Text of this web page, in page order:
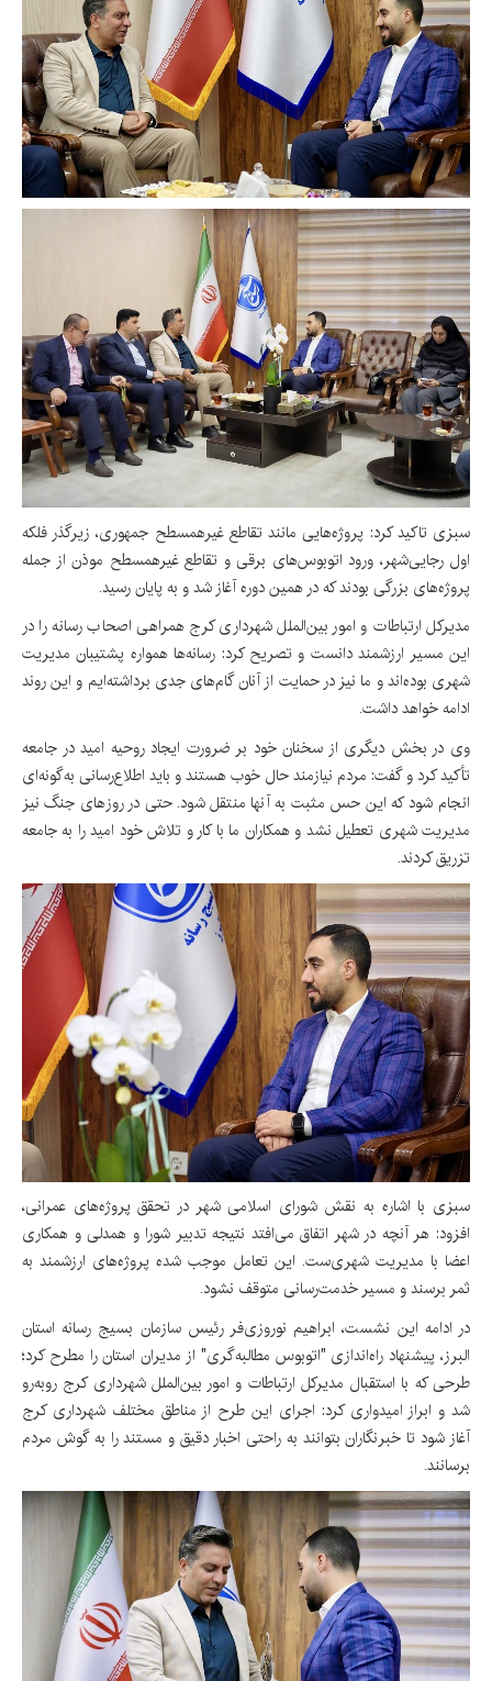
سبزی تاکید کرد: پروژه‌هایی مانند تقاطع غیرهمسطح جمهوری، زیرگذر فلکه
اول رجایی‌شهر، ورود اتوبوس‌های برقی و تقاطع غیرهمسطح موذن از جمله
پروژه‌های بزرگی بودند که در همین دوره آغاز شد و به پایان رسید.
مدیرکل ارتباطات و امور بین‌الملل شهرداری کرج همراهی اصحاب رسانه را در
این مسیر ارزشمند دانست و تصریح کرد: رسانه‌ها همواره پشتیبان مدیریت
شهری بوده‌اند و ما نیز در حمایت از آنان گام‌های جدی برداشته‌ایم و این روند
ادامه خواهد داشت.
وی در بخش دیگری از سخنان خود بر ضرورت ایجاد روحیه امید در جامعه
تأکید کرد و گفت: مردم نیازمند حال خوب هستند و باید اطلاع‌رسانی به‌گونه‌ای
انجام شود که این حس مثبت به آنها منتقل شود. حتی در روزهای جنگ نیز
مدیریت شهری تعطیل نشد و همکاران ما با کار و تلاش خود امید را به جامعه
تزریق کردند.
سبزی با اشاره به نقش شورای اسلامی شهر در تحقق پروژه‌های عمرانی،
افزود: هر آنچه در شهر اتفاق می‌افتد نتیجه تدبیر شورا و همدلی و همکاری
اعضا با مدیریت شهری‌ست. این تعامل موجب شده پروژه‌های ارزشمند به
ثمر برسند و مسیر خدمت‌رسانی متوقف نشود.
در ادامه این نشست، ابراهیم نوروزی‌فر رئیس سازمان بسیج رسانه استان
البرز، پیشنهاد راه‌اندازی "اتوبوس مطالبه‌گری" از مدیران استان را مطرح کرد؛
طرحی که با استقبال مدیرکل ارتباطات و امور بین‌الملل شهرداری کرج روبه‌رو
شد و ابراز امیدواری کرد: اجرای این طرح از مناطق مختلف شهرداری کرج
آغاز شود تا خبرنگاران بتوانند به راحتی اخبار دقیق و مستند را به گوش مردم
برسانند.